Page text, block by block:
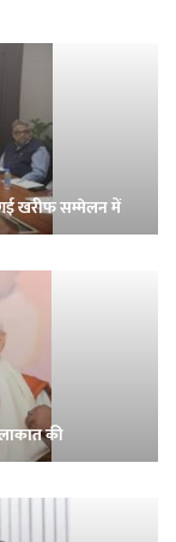
गई खरीफ सम्मेलन में
की